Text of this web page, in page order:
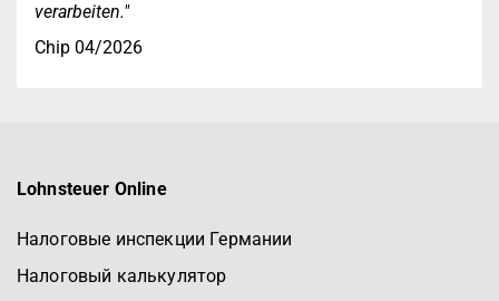
verarbeiten."
Chip 04/2026
Lohnsteuer Online
Налоговые инспекции Германии
Налоговый калькулятор